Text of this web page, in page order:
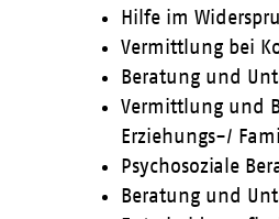
Hilfe im
Vermittlung bei
Beratung und
Vermittlung und
Erziehungs-/
Psychosoziale
Beratung und